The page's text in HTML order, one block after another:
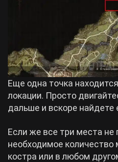
Еще одна точка
локации. Просто
дальше и вскоре найдете
Если же все три места не
необходимое количество
костра или в любом